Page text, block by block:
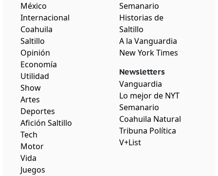
México
Internacional
Coahuila
Saltillo
Opinión
Economía
Utilidad
Show
Artes
Deportes
Afición Saltillo
Tech
Motor
Vida
Juegos
Semanario
Historias de
Saltillo
A la Vanguardia
New York Times
Newsletters
Vanguardia
Lo mejor de NYT
Semanario
Coahuila Natural
Tribuna Política
V+List